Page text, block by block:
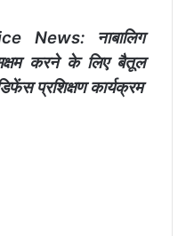
News: नाबालिग
करने के लिए बैतूल
प्रशिक्षण कार्यक्रम